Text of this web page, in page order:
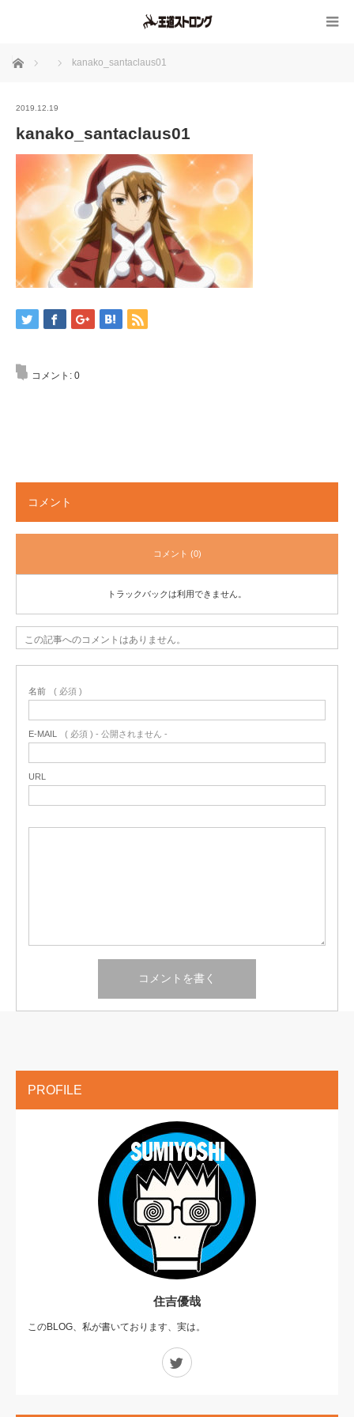
ホーム kanako_santaclaus01
2019.12.19
kanako_santaclaus01
コメント: 0
コメント
コメント (0)
トラックバックは利用できません。
この記事へのコメントはありません。
名前 ( 必須 )
E-MAIL ( 必須 ) - 公開されません -
URL
PROFILE
住吉優哉
このBLOG、私が書いております、実は。